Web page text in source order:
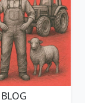
BLOG